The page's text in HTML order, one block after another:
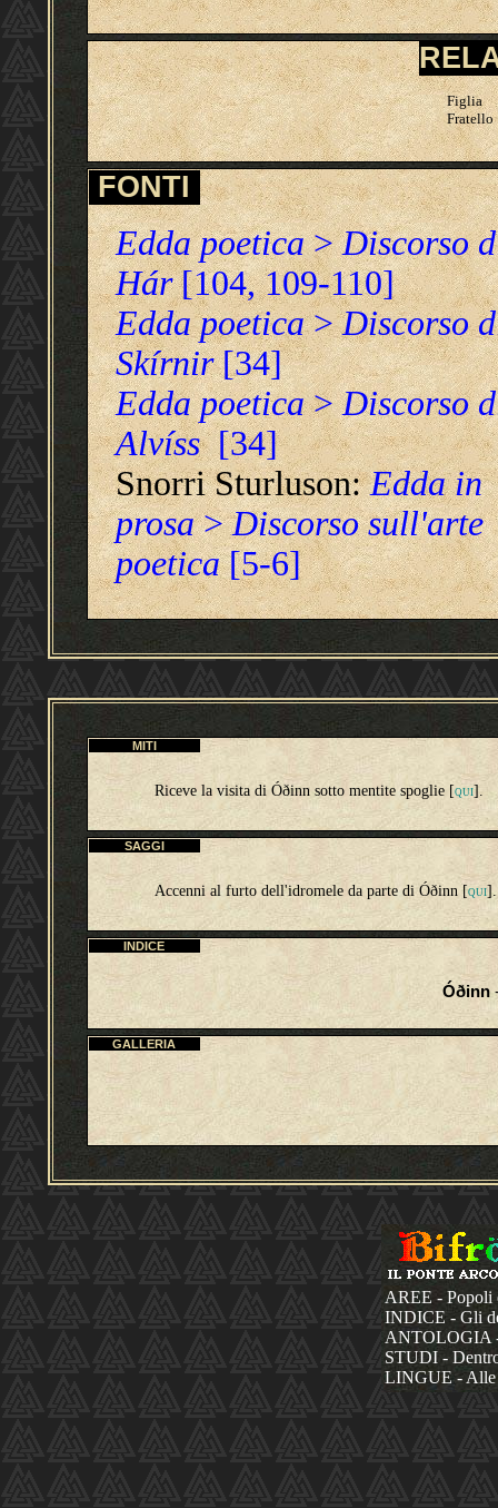
Figlia
Fratello
FONTI
Edda poetica>Discorso
Hár[104, 109-110]
Edda poetica >Discorso
Skírnir [34]
Edda poetica>Discorso
Alvíss[34]
Snorri Sturluson:Edda in
prosa>Discorso sull'arte
poetica[5-6]
MITI
Riceve la visita di Óðinn sotto mentite spoglie [QUI].
SAGGI
Accenni al furto dell'idromele da parte di Óðinn [QUI].
INDICE
Óðinn
GALLERIA
AREE - Popoli
INDICE - Gli
ANTOLOGIA
STUDI -
LINGUE - Alle